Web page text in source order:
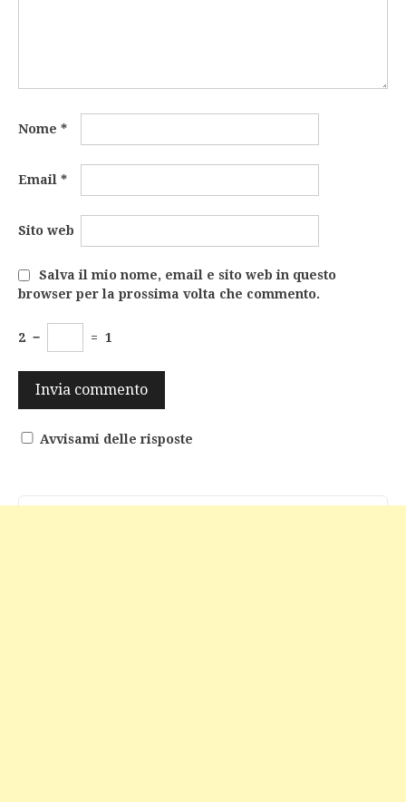
Nome *
Email *
Sito web
Salva il mio nome, email e sito web in questo
browser per la prossima volta che commento.
2 − = 1
Avvisami delle risposte